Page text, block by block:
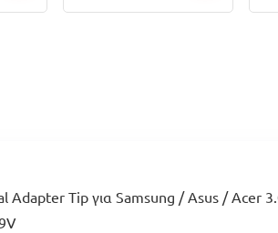
Adapter Tip για Samsung / Asus / Acer